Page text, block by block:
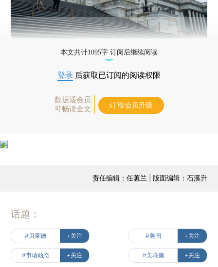
本文共计1095字 订阅后继续阅读
登录 后获取已订阅的阅读权限
数据通会员
可畅读全文
订阅/会员升级
责任编辑：任蕙兰 | 版面编辑：石溪升
话题：
#贝莱德 +关注 #美国 +关注
#市场动态 +关注 #美联储 +关注